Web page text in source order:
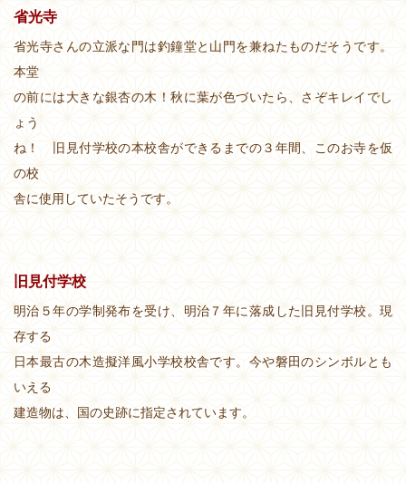
省光寺
省光寺さんの立派な門は釣鐘堂と山門を兼ねたものだそうです。
本堂
の前には大きな銀杏の木！秋に葉が色づいたら、さぞキレイでし
ょう
ね！ 旧見付学校の本校舎ができるまでの３年間、このお寺を仮
の校
舎に使用していたそうです。
旧見付学校
明治５年の学制発布を受け、明治７年に落成した旧見付学校。現
存する
日本最古の木造擬洋風小学校校舎です。今や磐田のシンボルとも
いえる
建造物は、国の史跡に指定されています。